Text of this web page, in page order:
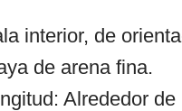
interior, de
de arena fina.
Alrededor de